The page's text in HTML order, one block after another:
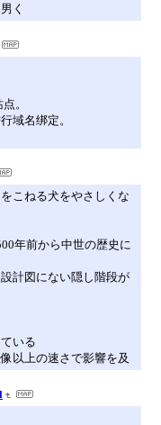
く
。
域名绑定。
こねる犬をやさしくな
年前から中世の歴史に
計図にない隠し階段が
いる
以上の速さで影響を及